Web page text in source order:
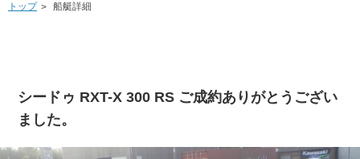
トップ 船艇詳細
シードゥ RXT-X 300 RS ご成約ありがとうござい
ました。